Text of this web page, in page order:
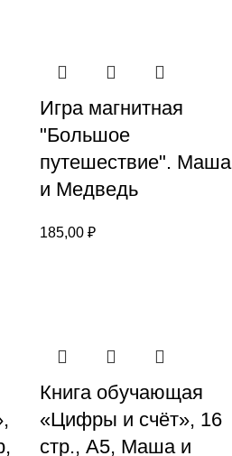
Игра магнитная
"Большое
путешествие". Маша
и Медведь
185,00 ₽
Книга обучающая
«Цифры и счёт», 16
стр., А5, Маша и